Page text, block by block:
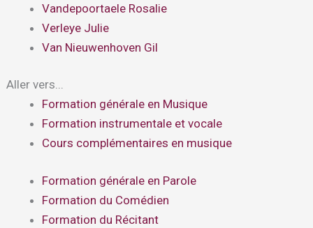
Vandepoortaele Rosalie
Verleye Julie
Van Nieuwenhoven Gil
Aller vers...
Formation générale en Musique
Formation instrumentale et vocale
Cours complémentaires en musique
Formation générale en Parole
Formation du Comédien
Formation du Récitant